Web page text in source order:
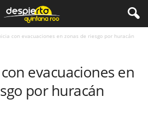
con evacuaciones en zonas de riesgo por huracán
evacuaciones en
por huracán